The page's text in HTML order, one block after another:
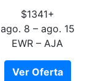
$1341+
ago. 8 – ago. 15
EWR – AJA
Ver Oferta